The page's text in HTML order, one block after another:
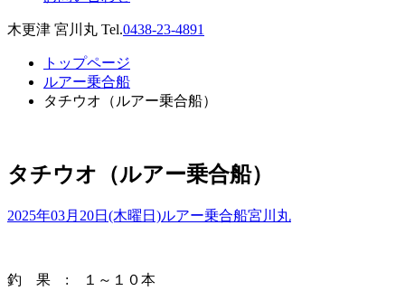
木更津 宮川丸 Tel.0438-23-4891
トップページ
ルアー乗合船
タチウオ（ルアー乗合船）
タチウオ（ルアー乗合船）
2025年03月20日(木曜日)ルアー乗合船宮川丸
釣 果 : １～１０本